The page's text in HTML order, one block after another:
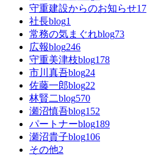
守重建設からのお知らせ17
社長blog1
常務の気まぐれblog73
広報blog246
守重美津枝blog178
市川真吾blog24
佐藤一郎blog22
林賢二blog570
瀬沼慎吾blog152
パートナーblog189
瀬沼貴子blog106
その他2